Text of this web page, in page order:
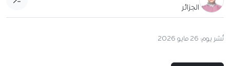
الجزائر
نُشر يوم: 26 مايو 2026